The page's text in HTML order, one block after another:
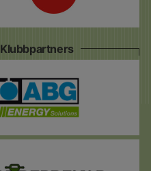
Klubbpartners